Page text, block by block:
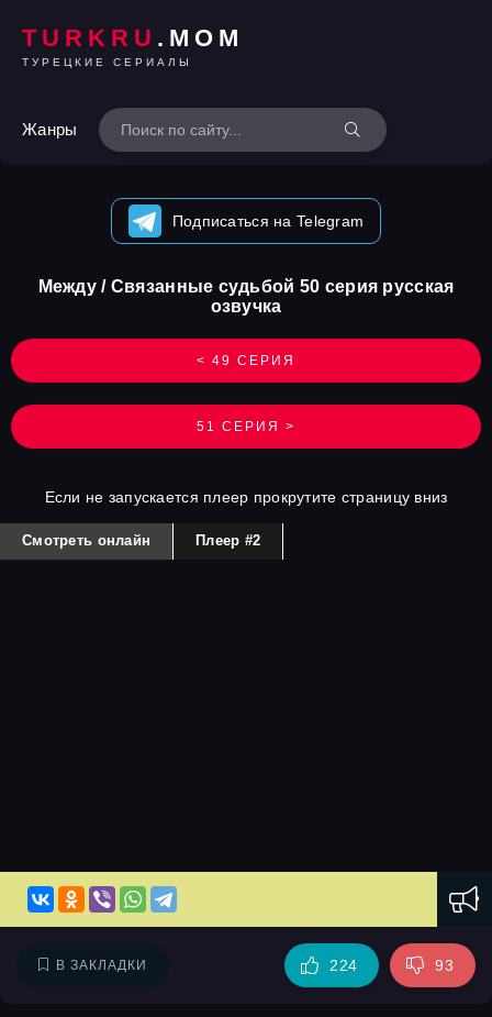
TURKRU .MOM
ТУРЕЦКИЕ СЕРИАЛЫ
Жанры
Подписаться на Telegram
< 49 СЕРИЯ
Между / Связанные судьбой 50 серия русская
озвучка
51 СЕРИЯ >
Если не запускается плеер прокрутите страницу вниз
Смотреть онлайн Плеер #2
В ЗАКЛАДКИ 224 93